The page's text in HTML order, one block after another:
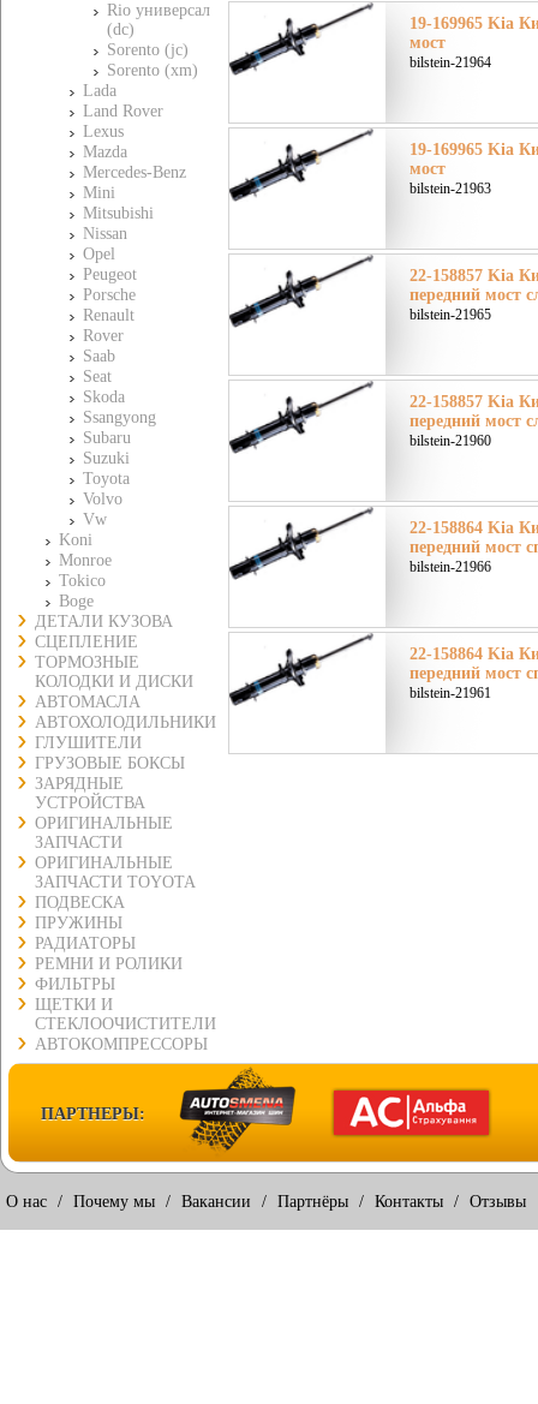
Rio универсал
(dc)
Sorento (jc)
Sorento (xm)
Lada
Land Rover
Lexus
Mazda
Mercedes-Benz
Mini
Mitsubishi
Nissan
Opel
Peugeot
Porsche
Renault
Rover
Saab
Seat
Skoda
Ssangyong
Subaru
Suzuki
Toyota
Volvo
Vw
Koni
Monroe
Tokico
Boge
ДЕТАЛИ КУЗОВА
СЦЕПЛЕНИЕ
ТОРМОЗНЫЕ
КОЛОДКИ И ДИСКИ
АВТОМАСЛА
АВТОХОЛОДИЛЬНИКИ
ГЛУШИТЕЛИ
ГРУЗОВЫЕ БОКСЫ
ЗАРЯДНЫЕ
УСТРОЙСТВА
ОРИГИНАЛЬНЫЕ
ЗАПЧАСТИ
ОРИГИНАЛЬНЫЕ
ЗАПЧАСТИ TOYOTA
ПОДВЕСКА
ПРУЖИНЫ
РАДИАТОРЫ
РЕМНИ И РОЛИКИ
ФИЛЬТРЫ
ЩЕТКИ И
СТЕКЛООЧИСТИТЕЛИ
АВТОКОМПРЕССОРЫ
19-169965 Kia
мост
bilstein-21964
19-169965 Kia
мост
bilstein-21963
22-158857 Kia
передний мост
bilstein-21965
22-158857 Kia
передний мост
bilstein-21960
22-158864 Kia
передний мост
bilstein-21966
22-158864 Kia
передний мост
bilstein-21961
ПАРТНЕРЫ:
О нас / Почему мы / Вакансии / Партнёры / Контакты / Отзывы